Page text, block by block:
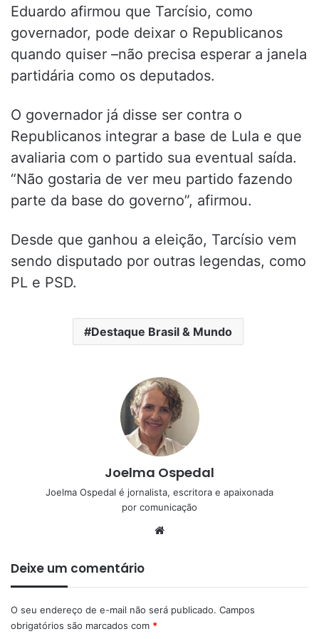
Eduardo afirmou que Tarcísio, como
governador, pode deixar o Republicanos
quando quiser –não precisa esperar a janela
partidária como os deputados.
O governador já disse ser contra o
Republicanos integrar a base de Lula e que
avaliaria com o partido sua eventual saída.
“Não gostaria de ver meu partido fazendo
parte da base do governo”, afirmou.
Desde que ganhou a eleição, Tarcísio vem
sendo disputado por outras legendas, como
PL e PSD.
Destaque Brasil & Mundo
Joelma Ospedal
Joelma Ospedal é jornalista, escritora e apaixonada
por comunicação
Deixe um comentário
O seu endereço de e-mail não será publicado. Campos
obrigatórios são marcados com *